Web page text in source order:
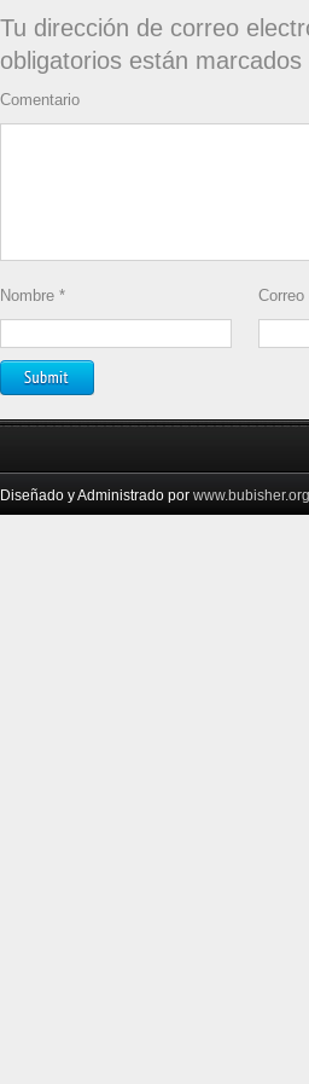
Tu dirección de correo
obligatorios están marcados
Comentario
Nombre *
Diseñado y Administrado por www.bubisher.org